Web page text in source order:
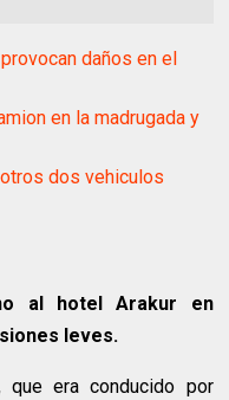
daños en el
en la madrugada y
dos vehiculos
al hotel Arakur en
leves.
que era conducido por